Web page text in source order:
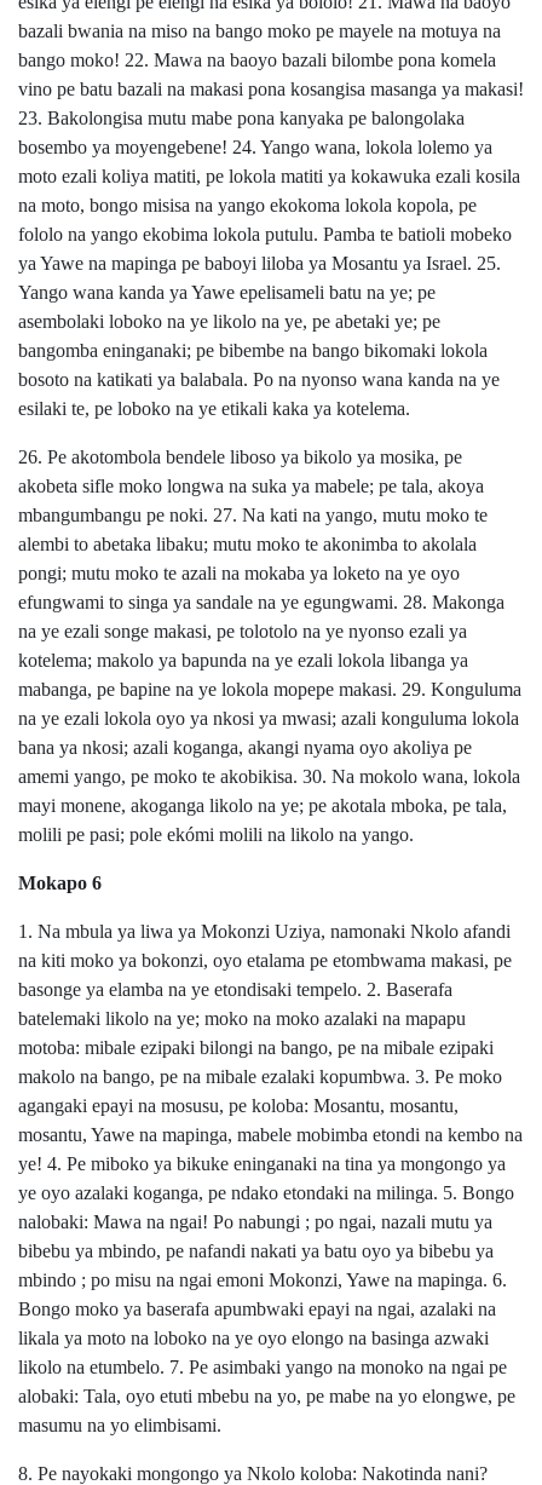
bazali bwania na miso na bango moko pe mayele na motuya na
bango moko! 22. Mawa na baoyo bazali bilombe pona komela
vino pe batu bazali na makasi pona kosangisa masanga ya makasi!
23. Bakolongisa mutu mabe pona kanyaka pe balongolaka
bosembo ya moyengebene! 24. Yango wana, lokola lolemo ya
moto ezali koliya matiti, pe lokola matiti ya kokawuka ezali kosila
na moto, bongo misisa na yango ekokoma lokola kopola, pe
fololo na yango ekobima lokola putulu. Pamba te batioli mobeko
ya Yawe na mapinga pe baboyi liloba ya Mosantu ya Israel. 25.
Yango wana kanda ya Yawe epelisameli batu na ye; pe
asembolaki loboko na ye likolo na ye, pe abetaki ye; pe
bangomba eninganaki; pe bibembe na bango bikomaki lokola
bosoto na katikati ya balabala. Po na nyonso wana kanda na ye
esilaki te, pe loboko na ye etikali kaka ya kotelema.
26. Pe akotombola bendele liboso ya bikolo ya mosika, pe
akobeta sifle moko longwa na suka ya mabele; pe tala, akoya
mbangumbangu pe noki. 27. Na kati na yango, mutu moko te
alembi to abetaka libaku; mutu moko te akonimba to akolala
pongi; mutu moko te azali na mokaba ya loketo na ye oyo
efungwami to singa ya sandale na ye egungwami. 28. Makonga
na ye ezali songe makasi, pe tolotolo na ye nyonso ezali ya
kotelema; makolo ya bapunda na ye ezali lokola libanga ya
mabanga, pe bapine na ye lokola mopepe makasi. 29. Konguluma
na ye ezali lokola oyo ya nkosi ya mwasi; azali konguluma lokola
bana ya nkosi; azali koganga, akangi nyama oyo akoliya pe
amemi yango, pe moko te akobikisa. 30. Na mokolo wana, lokola
mayi monene, akoganga likolo na ye; pe akotala mboka, pe tala,
molili pe pasi; pole ekómi molili na likolo na yango.
Mokapo 6
1. Na mbula ya liwa ya Mokonzi Uziya, namonaki Nkolo afandi
na kiti moko ya bokonzi, oyo etalama pe etombwama makasi, pe
basonge ya elamba na ye etondisaki tempelo. 2. Baserafa
batelemaki likolo na ye; moko na moko azalaki na mapapu
motoba: mibale ezipaki bilongi na bango, pe na mibale ezipaki
makolo na bango, pe na mibale ezalaki kopumbwa. 3. Pe moko
agangaki epayi na mosusu, pe koloba: Mosantu, mosantu,
mosantu, Yawe na mapinga, mabele mobimba etondi na kembo na
ye! 4. Pe miboko ya bikuke eninganaki na tina ya mongongo ya
ye oyo azalaki koganga, pe ndako etondaki na milinga. 5. Bongo
nalobaki: Mawa na ngai! Po nabungi ; po ngai, nazali mutu ya
bibebu ya mbindo, pe nafandi nakati ya batu oyo ya bibebu ya
mbindo ; po misu na ngai emoni Mokonzi, Yawe na mapinga. 6.
Bongo moko ya baserafa apumbwaki epayi na ngai, azalaki na
likala ya moto na loboko na ye oyo elongo na basinga azwaki
likolo na etumbelo. 7. Pe asimbaki yango na monoko na ngai pe
alobaki: Tala, oyo etuti mbebu na yo, pe mabe na yo elongwe, pe
masumu na yo elimbisami.
8. Pe nayokaki mongongo ya Nkolo koloba: Nakotinda nani?